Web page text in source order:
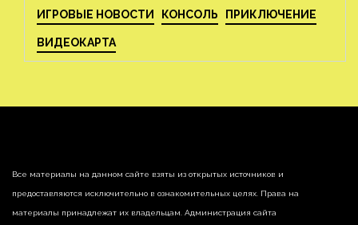
ИГРОВЫЕ НОВОСТИ КОНСОЛЬ ПРИКЛЮЧЕНИЕ
ВИДЕОКАРТА
Все материалы на данном сайте взяты из открытых источников и
предоставляются исключительно в ознакомительных целях. Права на
материалы принадлежат их владельцам. Администрация сайта